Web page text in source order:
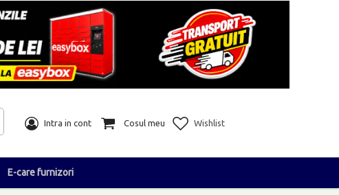
Intra in cont Cosul meu Wishlist
E-care furnizori